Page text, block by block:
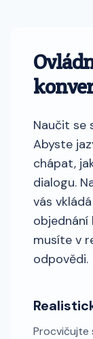
Naučit se
Abyste
chápat,
dialogu.
vás
musíte v
odpovědi.
Procvičujte